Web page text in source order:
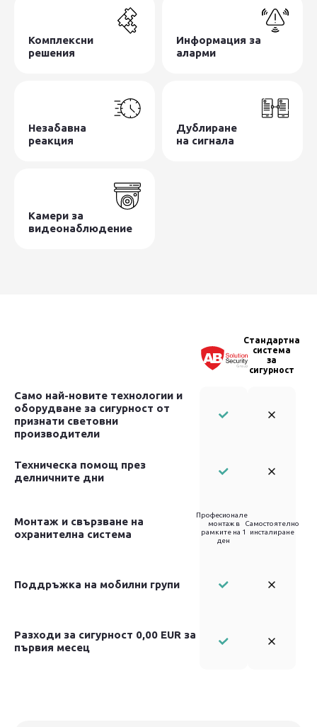
Комплексни
решения
Информация за
аларми
Незабавна
реакция
Дублиране
на сигнала
Камери за
видеонаблюдение
Само най-новите технологии и
оборудване за сигурност от
признати световни
производители
Техническа помощ през
делничните дни
Монтаж и свързване на
охранителна система
Поддръжка на мобилни групи
Разходи за сигурност 0,00 EUR за
първия месец
Професионален
монтаж в
рамките на 1
ден
Стандартна
система
за
сигурност
Самостоятелно
инсталиране